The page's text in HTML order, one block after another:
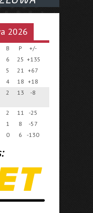
2026
B P
+/-
6 25 +135
5 21 +67
4 18 +18
2 13 -8
2 11
-25
1 8
-57
0 6 -130